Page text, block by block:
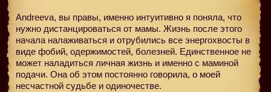
Andreeva, вы правы, именно интуитивно я поняла, что
нужно дистанцироваться от мамы. Жизнь после этого
начала налаживаться и отрубились все энергохвосты в
виде фобий, одержимостей, болезней. Единственное не
может наладиться личная жизнь и именно с маминой
подачи. Она об этом постоянно говорила, о моей
несчастной судьбе и одиночестве.